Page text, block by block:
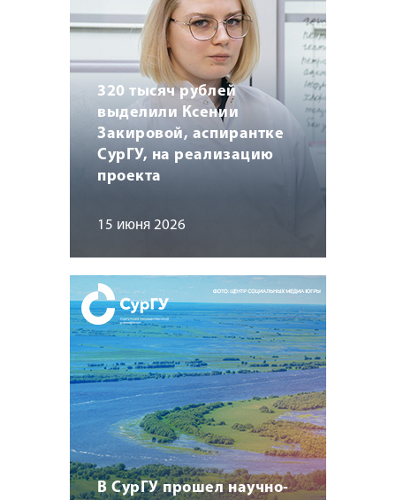
320 тысяч рублей
выделили Ксении
Закировой, аспирантке
СурГУ, на реализацию
проекта
15 июня 2026
В СурГУ прошел научно-